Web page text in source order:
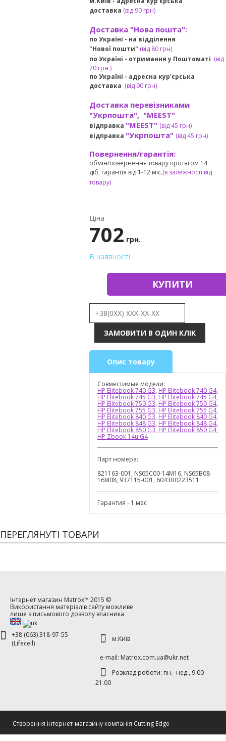
доставка (від90 грн)
Доставка "Нова пошта":
по Україні - на відділення
"Нової пошти" (від 80 грн)
по Україні - отримання у Поштоматі (від
70 грн )
по Україні - адресна кур'єрська
доставка (від90 грн)
Доставка перевізниками
"Укрпошта", "MEEST"
відправка "MEEST" (від 45 грн)
відправка "Укрпошта" (від 45 грн)
Повернення/гарантія:
обмін/повернення товару протягом 14
діб, гарантія від 1-12 міс.(в залежності від
товару)
Ціна
702 грн.
В наявності
КУПИТИ
Опис товару
Совместимые модели:
HP Elitebook 740 G3, HP Elitebook 740 G4,
HP Elitebook 745 G3, HP Elitebook 745 G4,
HP Elitebook 750 G3, HP Elitebook 750 G4,
HP Elitebook 755 G3, HP Elitebook 755 G4,
HP Elitebook 840 G3, HP Elitebook 840 G4,
HP Elitebook 848 G3, HP Elitebook 848 G4,
HP Elitebook 850 G3, HP Elitebook 850 G4,
HP Zbook 14u G4
Парт номера:
821163-001, NS65C00-14M16, NS65B08-
16M08, 937115-001, 6043B0223511
Гарантия - 1 мес
ПЕРЕГЛЯНУТІ ТОВАРИ
Інтернет магазин Matrox™ 2015 ©
Використання матеріалів сайту можливе
лише з письмового дозволу власника
+38 (063) 318-97-55
(Lifecell)
м.Київ
е-mаil: Matrox.com.ua@ukr.net
Розклад роботи: пн.- нед., 9.00-
21.00
Cтворення інтернет-магазину компанія Cutting Edge